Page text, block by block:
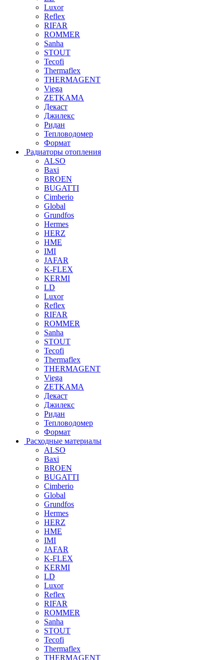
Luxor
Reflex
RIFAR
ROMMER
Sanha
STOUT
Tecofi
Thermaflex
THERMAGENT
Viega
ZETKAMA
Декаст
Джилекс
Ридан
Тепловодомер
Формат
Радиаторы отопления
ALSO
Baxi
BROEN
BUGATTI
Cimberio
Global
Grundfos
Hermes
HERZ
HME
IMI
JAFAR
K-FLEX
KERMI
LD
Luxor
Reflex
RIFAR
ROMMER
Sanha
STOUT
Tecofi
Thermaflex
THERMAGENT
Viega
ZETKAMA
Декаст
Джилекс
Ридан
Тепловодомер
Формат
Расходные материалы
ALSO
Baxi
BROEN
BUGATTI
Cimberio
Global
Grundfos
Hermes
HERZ
HME
IMI
JAFAR
K-FLEX
KERMI
LD
Luxor
Reflex
RIFAR
ROMMER
Sanha
STOUT
Tecofi
Thermaflex
THERMAGENT